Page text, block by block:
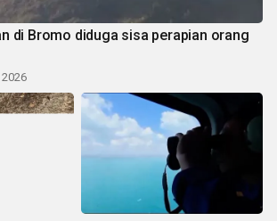
di Bromo diduga sisa perapian orang